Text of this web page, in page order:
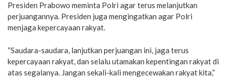
Presiden Prabowo meminta Polri agar terus melanjutkan
perjuangannya. Presiden juga mengingatkan agar Polri
menjaga kepercayaan rakyat.
“Saudara-saudara, lanjutkan perjuangan ini, jaga terus
kepercayaan rakyat, dan selalu utamakan kepentingan rakyat di
atas segalanya. Jangan sekali-kali mengecewakan rakyat kita,”